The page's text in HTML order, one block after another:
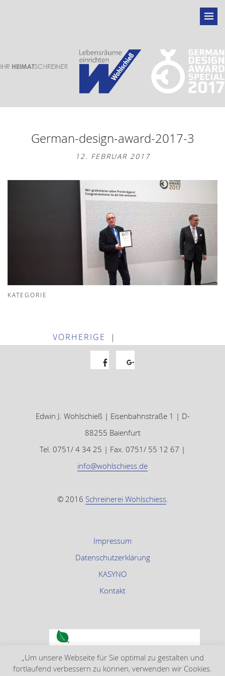
German-design-award-2017-3
12. FEBRUAR 2017
KATEGORIE
VORHERIGE |
Edwin J. Wohlschieß | Eisenbahnstraße 1 | D-
88255 Baienfurt
Tel. 0751/ 4 34 25 | Fax. 0751/ 55 12 67 |
info@wohlschiess.de
© 2016 Schreinerei Wohlschiess.
Impressum
Datenschutzerklärung
KASYNO
Kontakt
„Um unsere Webseite für Sie optimal zu gestalten und
fortlaufend verbessern zu können, verwenden wir Cookies.